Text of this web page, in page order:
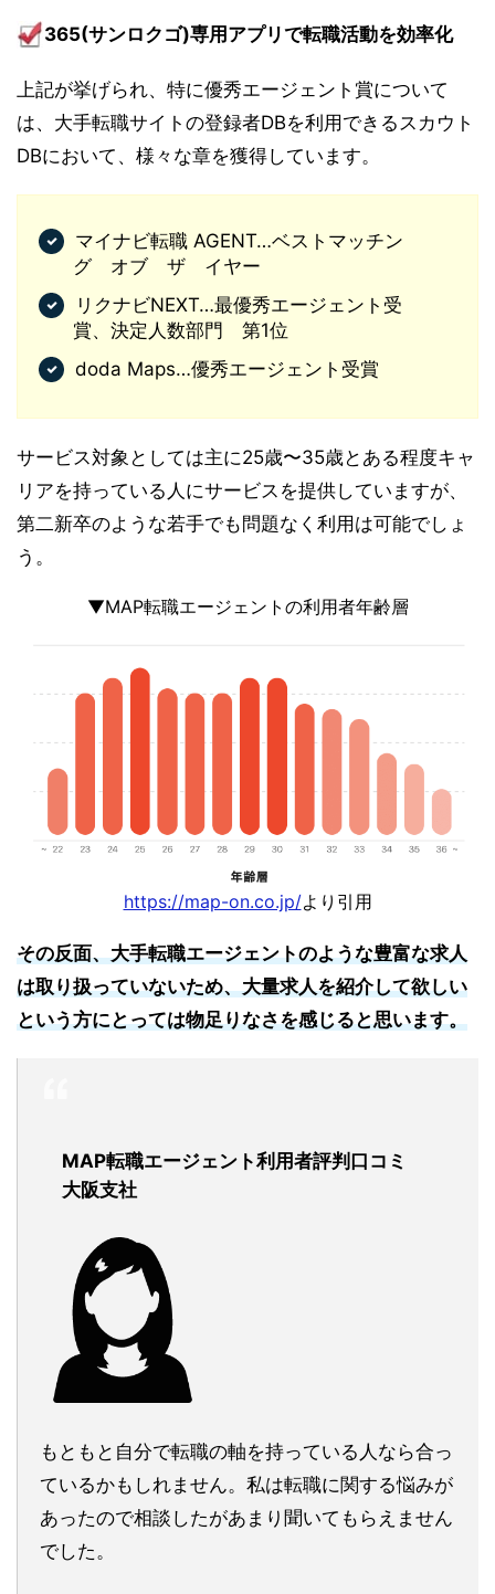
365(サンロクゴ)専用アプリで転職活動を効率化
上記が挙げられ、特に優秀エージェント賞について
は、大手転職サイトの登録者DBを利用できるスカウト
DBにおいて、様々な章を獲得しています。
マイナビ転職 AGENT…ベストマッチン
グ オブ ザ イヤー
リクナビNEXT…最優秀エージェント受
賞、決定人数部門 第1位
doda Maps…優秀エージェント受賞
サービス対象としては主に25歳〜35歳とある程度キャ
リアを持っている人にサービスを提供していますが、
第二新卒のような若手でも問題なく利用は可能でしょ
う。
▼MAP転職エージェントの利用者年齢層
https://map-on.co.jp/より引用
その反面、大手転職エージェントのような豊富な求人
は取り扱っていないため、大量求人を紹介して欲しい
という方にとっては物足りなさを感じると思います。
MAP転職エージェント利用者評判口コミ
大阪支社
もともと自分で転職の軸を持っている人なら合っ
ているかもしれません。私は転職に関する悩みが
あったので相談したがあまり聞いてもらえません
でした。